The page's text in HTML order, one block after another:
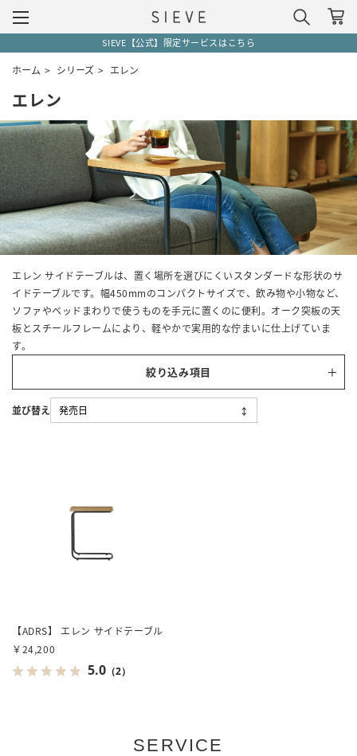
SIEVE【公式】限定サービスはこちら
ホーム > シリーズ > エレン
エレン
エレン サイドテーブルは、置く場所を選びにくいスタンダードな形状のサ
イドテーブルです。幅450mmのコンパクトサイズで、飲み物や小物など、
ソファやベッドまわりで使うものを手元に置くのに便利。オーク突板の天
板とスチールフレームにより、軽やかで実用的な佇まいに仕上げていま
す。
絞り込み項目
【ADRS】 エレン サイドテーブル
￥24,200
5.0 （2）
SERVICE